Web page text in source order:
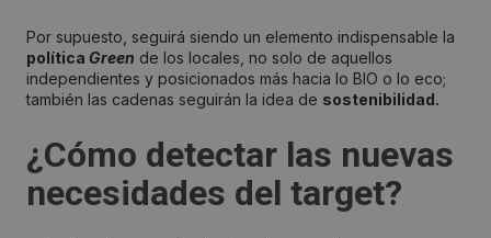
Por supuesto, seguirá siendo un elemento indispensable la
política Green de los locales, no solo de aquellos
independientes y posicionados más hacia lo BIO o lo eco;
también las cadenas seguirán la idea de sostenibilidad.
¿Cómo detectar las nuevas
necesidades del target?